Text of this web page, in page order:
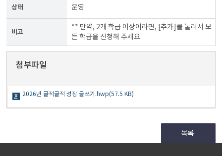
상태 운영
비고
** 만약, 2개 학급 이상이라면, [추가]를 눌러서 모
든 학급을 신청해 주세요.
첨부파일
2026년 글적글적 성장 글쓰기.hwp(57.5 KB)